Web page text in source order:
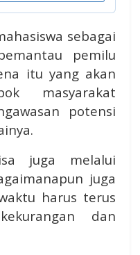
sebagai
pemilu
itu yang akan
masyarakat
potensi
juga melalui
juga
harus terus
dan